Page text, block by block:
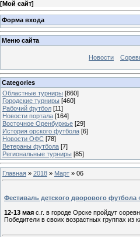
[Мой сайт]
Форма входа
Меню сайта
Новости
Categories
Областные турниры [860]
Городские турниры [460]
Рабочий футбол [11]
Новости портала [164]
Восточное Оренбуржье [29]
История орского футбола [6]
Новости ОФС [78]
Ветераны футбола [7]
Региональные турниры [85]
Главная » 2018 » Март » 06
Фестиваль детского дворового
12-13 мая с.г. в городе Орске пройдут
Победители в своих возрастных группах